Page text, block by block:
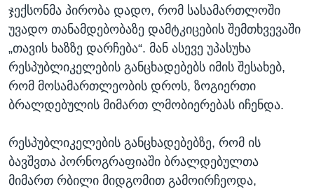
ჯექსონმა პირობა დადო, რომ სასამართლოში
უვადო თანამდებობაზე დამტკიცების შემთხვევაში
„თავის ხაზზე დარჩება“. მან ასევე უპასუხა
რესპუბლიკელების განცხადებებს იმის შესახებ,
რომ მოსამართლეობის დროს, ზოგიერთი
ბრალდებულის მიმართ ლმობიერებას იჩენდა.
რესპუბლიკელების განცხადებებზე, რომ ის
ბავშვთა პორნოგრაფიაში ბრალდებულთა
მიმართ რბილი მიდგომით გამოირჩეოდა,